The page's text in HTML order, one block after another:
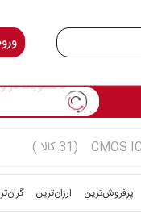
(31 کالا )
پرفروش‌ترین‌ ارزان‌ترین